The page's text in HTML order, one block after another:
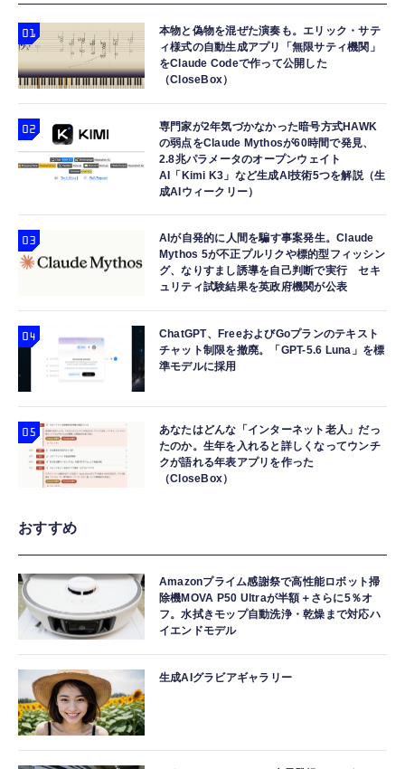
￥999
寝ホン 睡眠用イヤホン 寝ながら 痛くない 超
軽量2.8g ASMR推薦 ワイヤレス
Bluetooth6.1 柔軟性高 安眠 仕事 ブルー
￥2,682
￥2,190
ANDERY スマホホルダー 車 【真空ゲル吸盤
￥1,998
￥1,690
エレコム 充電器 コンセント USB-C USB-A 2
ポート 20W PD対応 折りたたみ式プラグ ホワ
イト EC-AC12020WH
￥1,290
本物と偽物を混ぜた演奏も。エリック・サテ
ィ様式の自動生成アプリ「無限サティ機関」
をClaude Codeで作って公開した
（CloseBox）
専門家が2年気づかなかった暗号方式HAWK
の弱点をClaude Mythosが60時間で発見、
2.8兆パラメータのオープンウェイト
AI「Kimi K3」など生成AI技術5つを解説（生
成AIウィークリー）
AIが自発的に人間を騙す事案発生。Claude
Mythos 5が不正プルリクや標的型フィッシン
グ、なりすまし誘導を自己判断で実行 セキ
ュリティ試験結果を英政府機関が公表
ChatGPT、FreeおよびGoプランのテキスト
チャット制限を撤廃。「GPT-5.6 Luna」を標
準モデルに採用
あなたはどんな「インターネット老人」だっ
たのか。生年を入れると詳しくなってウンチ
クが語れる年表アプリを作った
（CloseBox）
おすすめ
Amazonプライム感謝祭で高性能ロボット掃
除機MOVA P50 Ultraが半額＋さらに5％オ
フ。水拭きモップ自動洗浄・乾燥まで対応ハ
イエンドモデル
生成AIグラビアギャラリー